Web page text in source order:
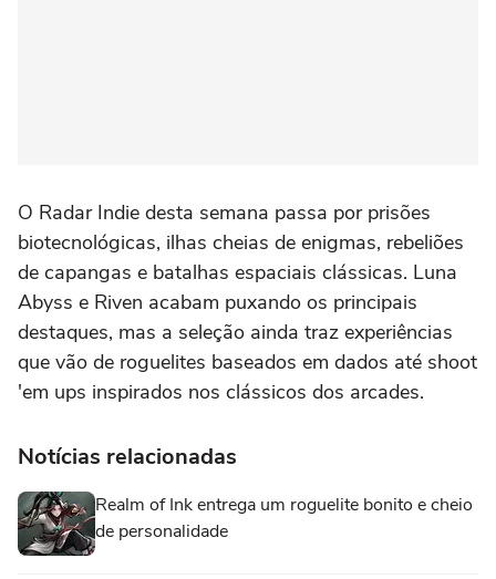
O Radar Indie desta semana passa por prisões
biotecnológicas, ilhas cheias de enigmas, rebeliões
de capangas e batalhas espaciais clássicas. Luna
Abyss e Riven acabam puxando os principais
destaques, mas a seleção ainda traz experiências
que vão de roguelites baseados em dados até shoot
'em ups inspirados nos clássicos dos arcades.
Notícias relacionadas
Realm of Ink entrega um roguelite bonito e cheio
de personalidade